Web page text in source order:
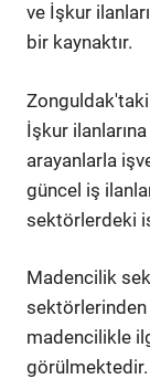
ve İşkur
bir kaynaktır.
İşkur
arayanlarla
güncel iş
sektörlerdeki
Madencilik
sektörlerinden
madencilikle